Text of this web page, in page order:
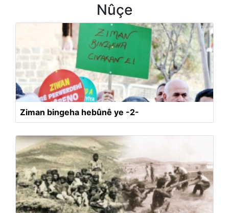
Nûçe
Ziman bingeha hebûnê ye -2-